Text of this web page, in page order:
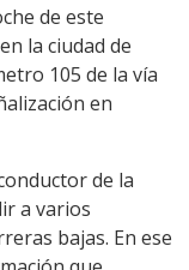
de este
la ciudad de
105 de la vía
en
de la
a varios
bajas. En ese